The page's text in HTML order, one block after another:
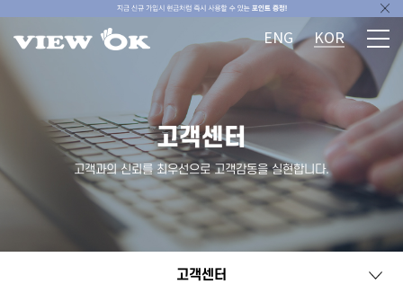
ENG KOR
고객센터
고객과의 신뢰를 최우선으로 고객감동을 실현합니다.
고객센터